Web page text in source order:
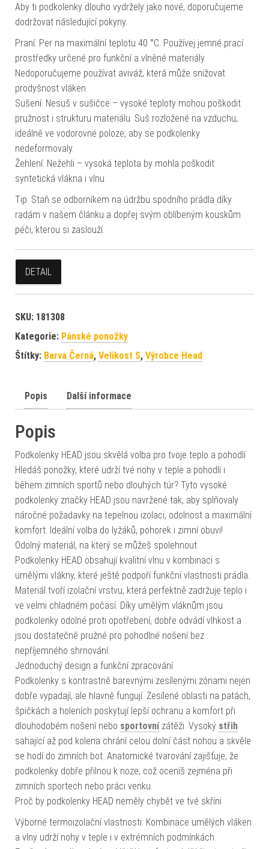
Aby ti podkolenky dlouho vydržely jako nové, doporučujeme
dodržovat následující pokyny.
Praní: Per na maximální teplotu 40 °C. Používej jemné prací
prostředky určené pro funkční a vlněné materiály.
Nedoporučujeme používat aviváž, která může snižovat
prodyšnost vláken.
Sušení: Nesuš v sušičce – vysoké teploty mohou poškodit
pružnost i strukturu materiálu. Suš rozložené na vzduchu,
ideálně ve vodorovné poloze, aby se podkolenky
nedeformovaly.
Žehlení: Nežehli – vysoká teplota by mohla poškodit
syntetická vlákna i vlnu.
Tip: Staň se odborníkem na údržbu spodního prádla díky
radám v našem článku a dopřej svým oblíbeným kouskům
péči, kterou si zaslouží.
DETAIL
SKU: 181308
Kategorie: Pánské ponožky
Štítky: Barva Černá, Velikost S, Výrobce Head
Popis Další informace
Popis
Podkolenky HEAD jsou skvělá volba pro tvoje teplo a pohodlí
Hledáš ponožky, které udrží tvé nohy v teple a pohodlí i
během zimních sportů nebo dlouhých túr? Tyto vysoké
podkolenky značky HEAD jsou navržené tak, aby splňovaly
náročné požadavky na tepelnou izolaci, odolnost a maximální
komfort. Ideální volba do lyžáků, pohorek i zimní obuvi!
Odolný materiál, na který se můžeš spolehnout
Podkolenky HEAD obsahují kvalitní vlnu v kombinaci s
umělými vlákny, které ještě podpoří funkční vlastnosti prádla.
Materiál tvoří izolační vrstvu, která perfektně zadržuje teplo i
ve velmi chladném počasí. Díky umělým vláknům jsou
podkolenky odolné proti opotřebení, dobře odvádí vlhkost a
jsou dostatečně pružné pro pohodlné nošení bez
nepříjemného shrnování.
Jednoduchý design a funkční zpracování
Podkolenky s kontrastně barevnými zesílenými zónami nejen
dobře vypadají, ale hlavně fungují. Zesílené oblasti na patách,
špičkách a holeních poskytují lepší ochranu a komfort při
dlouhodobém nošení nebo sportovnízátěži. Vysoký střih
sahající až pod kolena chrání celou dolní část nohou a skvěle
se hodí do zimních bot. Anatomické tvarování zajišťuje, že
podkolenky dobře přilnou k noze, což oceníš zejména při
zimních sportech nebo práci venku.
Proč by podkolenky HEAD neměly chybět ve tvé skříni
Výborné termoizolační vlastnosti: Kombinace umělých vláken
a vlny udrží nohy v teple i v extrémních podmínkách.